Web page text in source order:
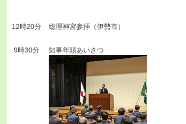
12時20分 総理神宮参拝（伊勢市）
9時30分 知事年頭あいさつ